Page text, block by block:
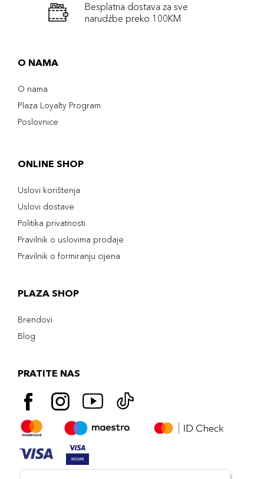
Besplatna dostava za sve
narudźbe preko 100KM
O NAMA
O nama
Plaza Loyalty Program
Poslovnice
ONLINE SHOP
Uslovi korištenja
Uslovi dostave
Politika privatnosti
Pravilnik o uslovima prodaje
Pravilnik o formiranju cijena
PLAZA SHOP
Brendovi
Blog
PRATITE NAS